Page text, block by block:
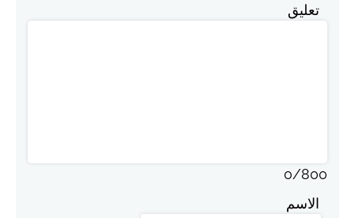
تعليق
0/800
الاسم